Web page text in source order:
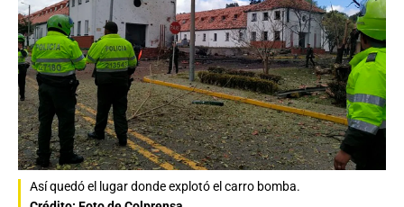
Así quedó el lugar donde explotó el carro bomba.